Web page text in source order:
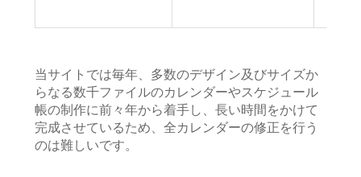
当サイトでは毎年、多数のデザイン及びサイズか
らなる数千ファイルのカレンダーやスケジュール
帳の制作に前々年から着手し、長い時間をかけて
完成させているため、全カレンダーの修正を行う
のは難しいです。